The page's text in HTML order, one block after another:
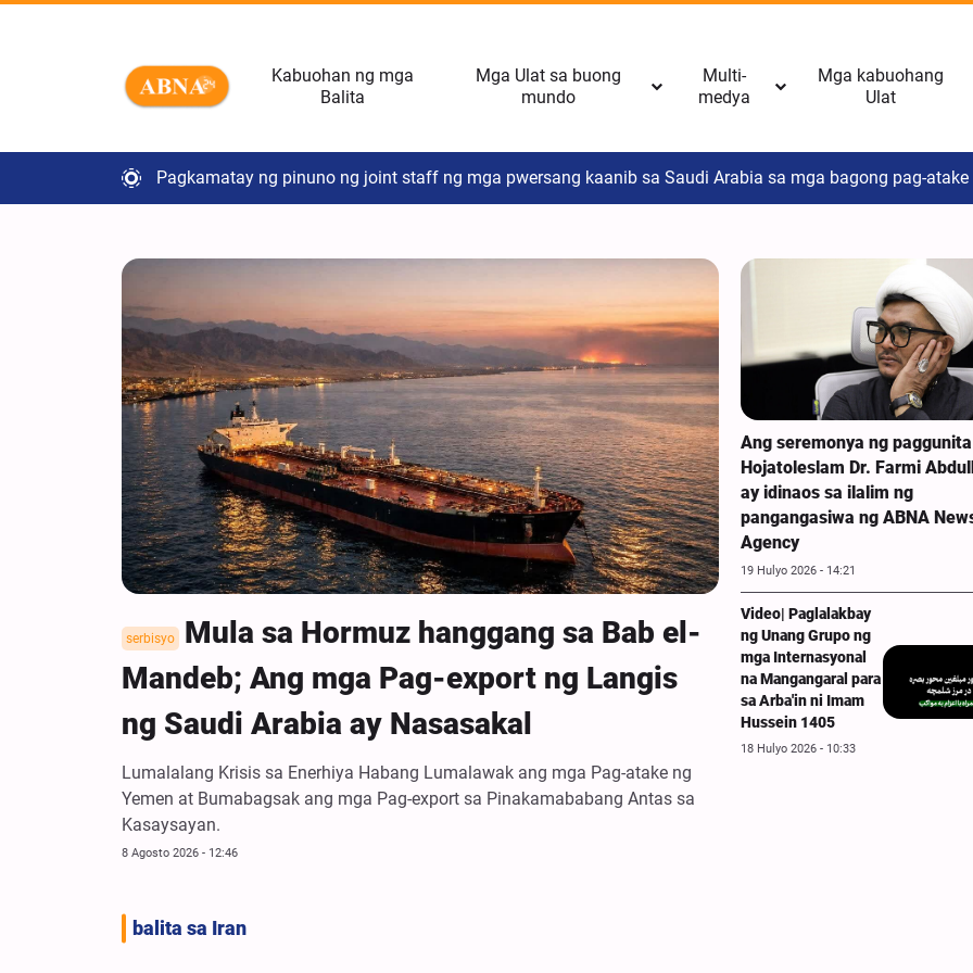
Kabuohan ng mga
Balita
Mga Ulat sa buong
mundo
Multi-
medya
Mga kabuohang
Ulat
Pagkamatay ng pinuno ng joint staff ng mga pwersang kaanib sa Saudi Arabia sa mga bagong pag-
serbisyo
Mula sa Hormuz hanggang sa Bab el-
Mandeb; Ang mga Pag-export ng Langis
ng Saudi Arabia ay Nasasakal
Lumalalang Krisis sa Enerhiya Habang Lumalawak ang mga Pag-atake ng
Yemen at Bumabagsak ang mga Pag-export sa Pinakamababang Antas sa
Kasaysayan.
8 Agosto 2026 - 12:46
Ang seremonya ng
Hojatoleslam Dr. Farmi
ay idinaos sa ilalim ng
pangangasiwa ng ABNA
Agency
19 Hulyo 2026 - 14:21
Video| Paglalakbay
ng Unang Grupo ng
mga Internasyonal
na Mangangaral para
sa Arba'in ni Imam
Hussein 1405
18 Hulyo 2026 - 10:33
balita sa Iran